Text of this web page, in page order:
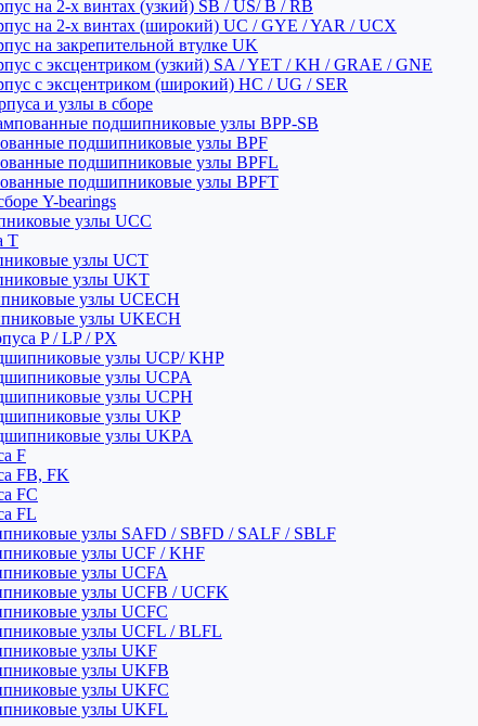
на 2-х винтах (узкий) SB / US/ B / RB
на 2-х винтах (широкий) UC / GYE / YAR / UCX
на закрепительной втулке UK
с эксцентриком (узкий) SA / YET / KH / GRAE / GNE
с эксцентриком (широкий) HC / UG / SER
и узлы в сборе
подшипниковые узлы BPP-SB
подшипниковые узлы BPF
подшипниковые узлы BPFL
подшипниковые узлы BPFT
Y-bearings
узлы UCC
T
узлы UCT
узлы UKT
узлы UCECH
узлы UKECH
P / LP / PX
узлы UCP/ KHP
узлы UCPA
узлы UCPH
узлы UKP
узлы UKPA
F
FB, FK
FC
FL
узлы SAFD / SBFD / SALF / SBLF
узлы UCF / KHF
узлы UCFA
узлы UCFB / UCFK
узлы UCFC
узлы UCFL / BLFL
узлы UKF
узлы UKFB
узлы UKFC
узлы UKFL